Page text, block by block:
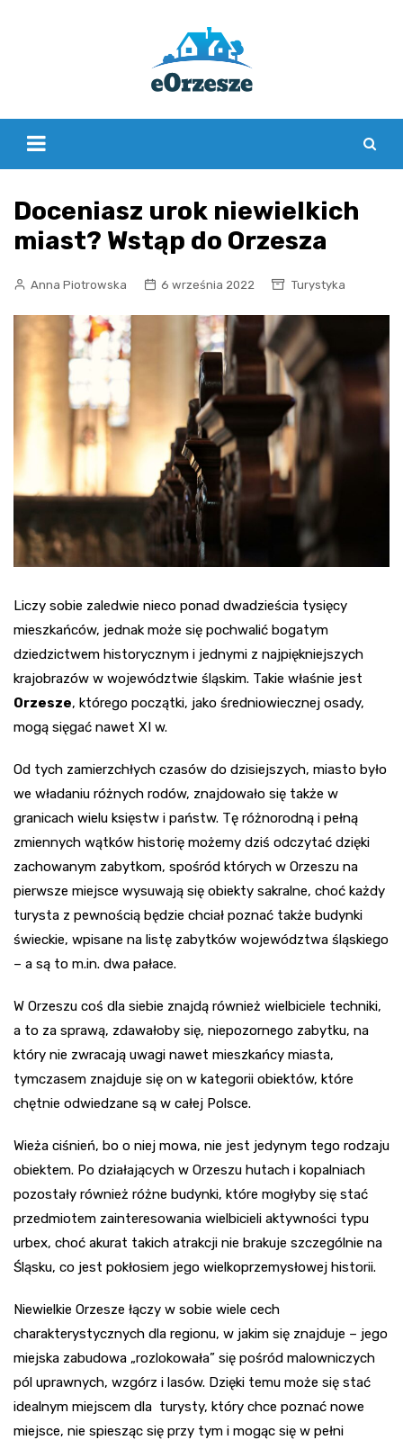
Doceniasz urok niewielkich
miast? Wstąp do Orzesza
Anna Piotrowska 6 września 2022 Turystyka
Liczy sobie zaledwie nieco ponad dwadzieścia tysięcy
mieszkańców, jednak może się pochwalić bogatym
dziedzictwem historycznym i jednymi z najpiękniejszych
krajobrazów w województwie śląskim. Takie właśnie jest
Orzesze, którego początki, jako średniowiecznej osady,
mogą sięgać nawet XI w.
Od tych zamierzchłych czasów do dzisiejszych, miasto było
we władaniu różnych rodów, znajdowało się także w
granicach wielu księstw i państw. Tę różnorodną i pełną
zmiennych wątków historię możemy dziś odczytać dzięki
zachowanym zabytkom, spośród których w Orzeszu na
pierwsze miejsce wysuwają się obiekty sakralne, choć każdy
turysta z pewnością będzie chciał poznać także budynki
świeckie, wpisane na listę zabytków województwa śląskiego
– a są to m.in. dwa pałace.
W Orzeszu coś dla siebie znajdą również wielbiciele techniki,
a to za sprawą, zdawałoby się, niepozornego zabytku, na
który nie zwracają uwagi nawet mieszkańcy miasta,
tymczasem znajduje się on w kategorii obiektów, które
chętnie odwiedzane są w całej Polsce.
Wieża ciśnień, bo o niej mowa, nie jest jedynym tego rodzaju
obiektem. Po działających w Orzeszu hutach i kopalniach
pozostały również różne budynki, które mogłyby się stać
przedmiotem zainteresowania wielbicieli aktywności typu
urbex, choć akurat takich atrakcji nie brakuje szczególnie na
Śląsku, co jest pokłosiem jego wielkoprzemysłowej historii.
Niewielkie Orzesze łączy w sobie wiele cech
charakterystycznych dla regionu, w jakim się znajduje – jego
miejska zabudowa „rozlokowała” się pośród malowniczych
pól uprawnych, wzgórz i lasów. Dzięki temu może się stać
idealnym miejscem dla turysty, który chce poznać nowe
miejsce, nie spiesząc się przy tym i mogąc się w pełni